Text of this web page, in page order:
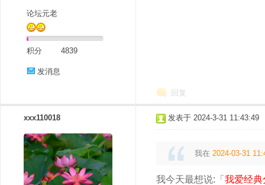
论坛元老
积分 4839
发消息
回复
xxx110018 发表于 2024-3-31 11:43:49
我在 2024-03-31
我今天最想说:「 我爱经典